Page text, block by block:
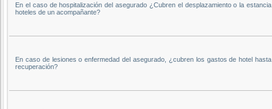
En el caso de hospitalización del asegurado ¿Cubren el desplazamiento o la
hoteles de un acompañante?
En caso de lesiones o enfermedad del asegurado, ¿cubren los gastos de hotel
recuperación?